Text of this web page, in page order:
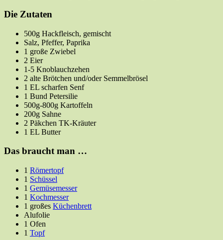
Die Zutaten
500g Hackfleisch, gemischt
Salz, Pfeffer, Paprika
1 große Zwiebel
2 Eier
1-5 Knoblauchzehen
2 alte Brötchen und/oder Semmelbrösel
1 EL scharfen Senf
1 Bund Petersilie
500g-800g Kartoffeln
200g Sahne
2 Päkchen TK-Kräuter
1 EL Butter
Das braucht man …
1 Römertopf
1 Schüssel
1 Gemüsemesser
1 Kochmesser
1 großes Küchenbrett
Alufolie
1 Ofen
1 Topf